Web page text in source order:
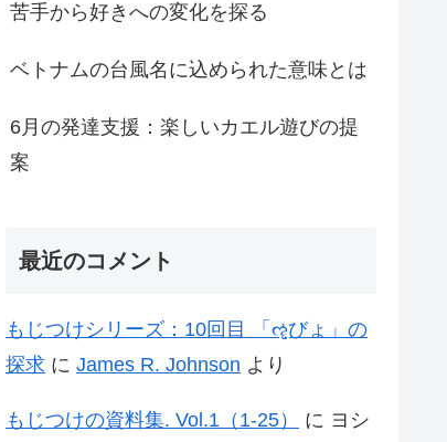
苦手から好きへの変化を探る
ベトナムの台風名に込められた意味とは
6月の発達支援：楽しいカエル遊びの提
案
最近のコメント
もじつけシリーズ：10回目 「ૡฺびょ」の
探求 に James R. Johnson より
もじつけの資料集. Vol.1（1-25） に ヨシ